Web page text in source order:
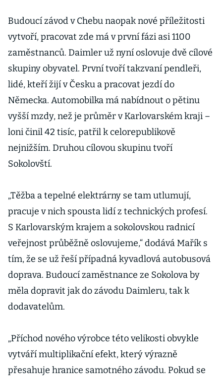
Budoucí závod v Chebu naopak nové příležitosti
vytvoří, pracovat zde má v první fázi asi 1100
zaměstnanců. Daimler už nyní oslovuje dvě cílové
skupiny obyvatel. První tvoří takzvaní pendleři,
lidé, kteří žijí v Česku a pracovat jezdí do
Německa. Automobilka má nabídnout o pětinu
vyšší mzdy, než je průměr v Karlovarském kraji –
loni činil 42 tisíc, patřil k celorepublikově
nejnižším. Druhou cílovou skupinu tvoří
Sokolovští.
„Těžba a tepelné elektrárny se tam utlumují,
pracuje v nich spousta lidí z technických profesí.
S Karlovarským krajem a sokolovskou radnicí
veřejnost průběžně oslovujeme,“ dodává Mařík s
tím, že se už řeší případná kyvadlová autobusová
doprava. Budoucí zaměstnance ze Sokolova by
měla dopravit jak do závodu Daimleru, tak k
dodavatelům.
„Příchod nového výrobce této velikosti obvykle
vytváří multiplikační efekt, který výrazně
přesahuje hranice samotného závodu. Pokud se